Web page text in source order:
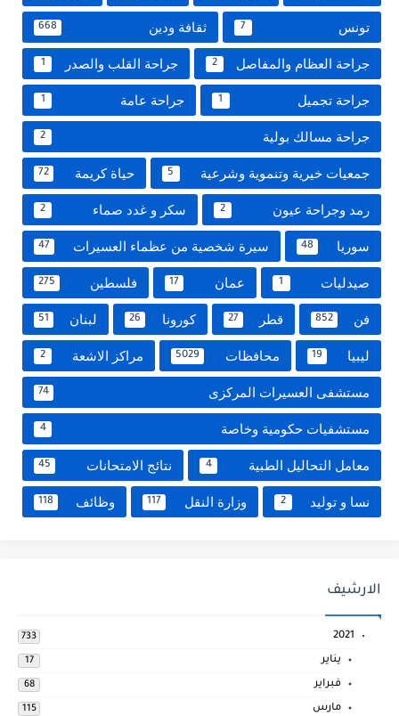
تونس 7 ثقافة ودين 668
جراحة العظام والمفاصل 2 جراحة القلب والصدر 1
جراحة تجميل 1 جراحة عامة 1
جراحة مسالك بولية 2
جمعيات خيرية وتنموية وشرعية 5 حياة كريمة 72
رمد وجراحة عيون 2 سكر و غدد صماء 2
سوريا 48 سيرة شخصية من عظماء العسيرات 47
صيدليات 1 عمان 17 فلسطين 275
فن 852 قطر 27 كورونا 26 لبنان 51
ليبيا 19 محافظات 5029 مراكز الاشعة 2
مستشفى العسيرات المركزى 74
مستشفيات حكومية وخاصة 4
معامل التحاليل الطبية 4 نتائج الامتحانات 45
نسا و توليد 2 وزارة النقل 117 وظائف 118
الارشيف
2021
733
يناير 17
فبراير 68
مارس 115